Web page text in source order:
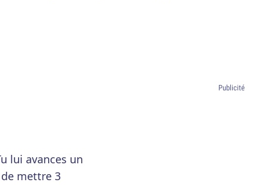
lui avances un
mettre 3